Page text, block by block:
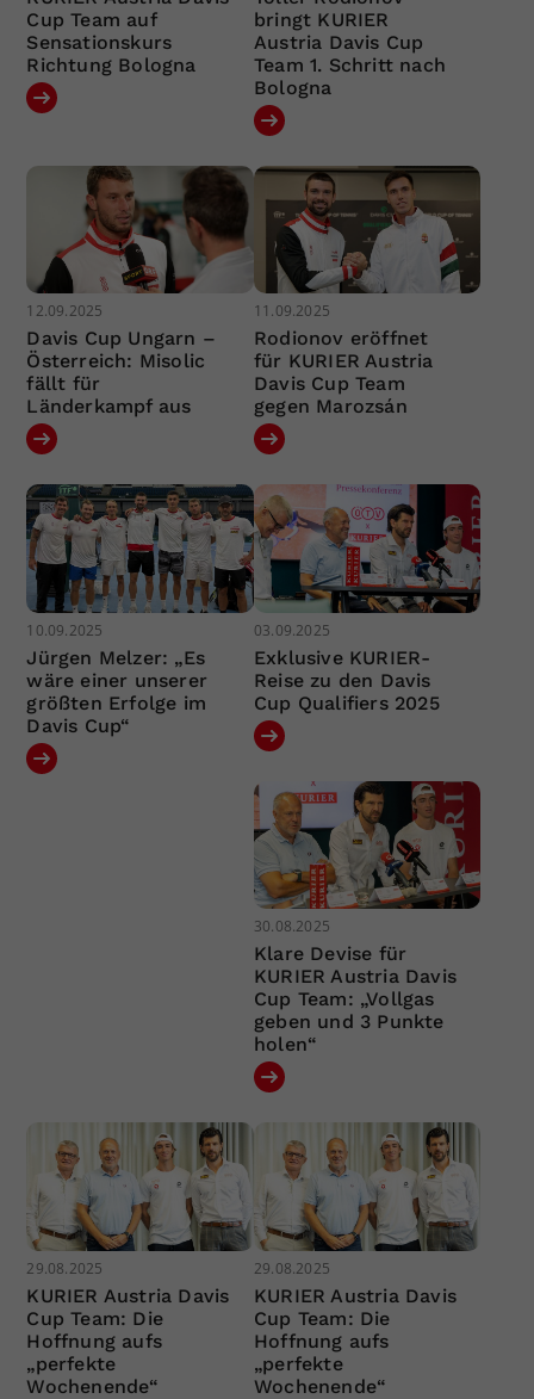
Cup Team auf
Sensationskurs
Richtung Bologna
bringt KURIER
Austria Davis Cup
Team 1. Schritt nach
Bologna
12.09.2025
Davis Cup Ungarn –
Österreich: Misolic
fällt für
Länderkampf aus
11.09.2025
Rodionov eröffnet
für KURIER Austria
Davis Cup Team
gegen Marozsán
10.09.2025
Jürgen Melzer: „Es
wäre einer unserer
größten Erfolge im
Davis Cup“
03.09.2025
Exklusive KURIER-
Reise zu den Davis
Cup Qualifiers 2025
30.08.2025
Klare Devise für
KURIER Austria Davis
Cup Team: „Vollgas
geben und 3 Punkte
holen“
29.08.2025
KURIER Austria Davis
Cup Team: Die
Hoffnung aufs
„perfekte
Wochenende“
29.08.2025
KURIER Austria Davis
Cup Team: Die
Hoffnung aufs
„perfekte
Wochenende“